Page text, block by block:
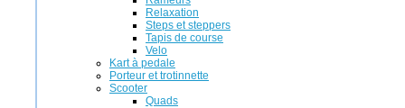
Relaxation
Steps et steppers
Tapis de course
Velo
Kart à pedale
Porteur et trotinnette
Scooter
Quads